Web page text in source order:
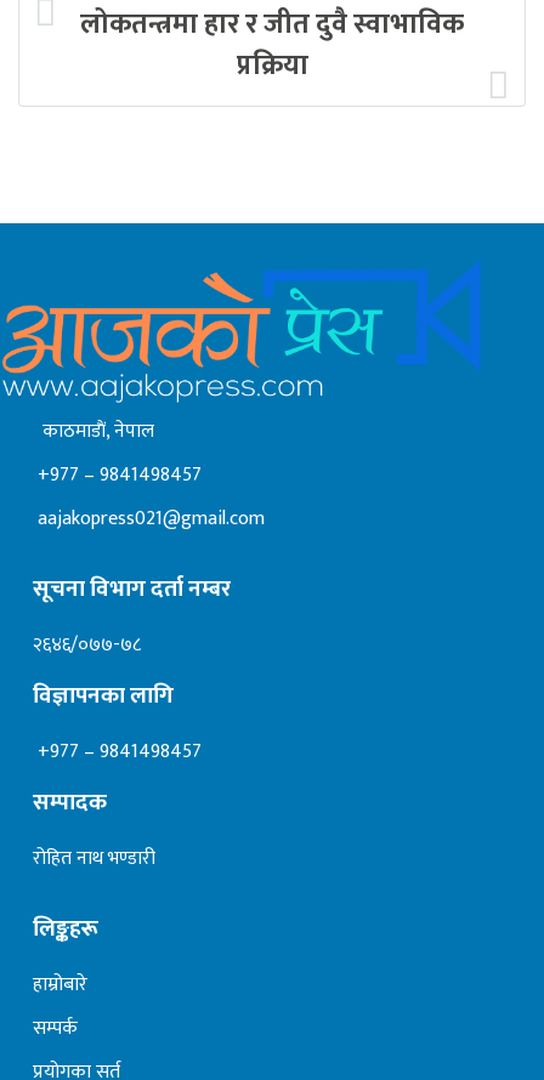
लोकतन्त्रमा हार र जीत दुवै स्वाभाविक
प्रक्रिया
काठमाडाैं, नेपाल
+977 – 9841498457
aajakopress021@gmail.com
सूचना विभाग दर्ता नम्बर
२६४६/०७७-७८
विज्ञापनका लागि
+977 – 9841498457
सम्पादक
रोहित नाथ भण्डारी
लिङ्कहरू
हाम्रोबारे
सम्पर्क
प्रयोगका सर्त